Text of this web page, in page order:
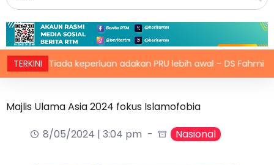
TERKINI
Tiada keperluan adakan PRU lebih awal – DS Fahmi
Majlis Ulama Asia 2024 fokus Islamofobia
8/05/2024 | 3:04 pm
Nasional